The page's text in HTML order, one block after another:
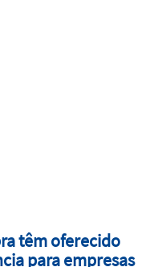
têm oferecido
para empresas